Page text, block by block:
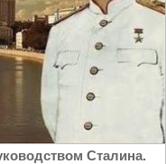
Сталина.